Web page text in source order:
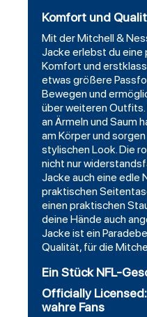
Komfort und
Mit der Mitchell &
Jacke erlebst du
Komfort und
etwas größere
Bewegen und
über weiteren
an Ärmeln und Saum
am Körper und
stylischen Look. Die
nicht nur
Jacke auch eine edle
praktischen
einen praktischen
deine Hände auch
Jacke ist ein
Qualität, für die
Ein Stück NFL-
Officially
wahre Fans